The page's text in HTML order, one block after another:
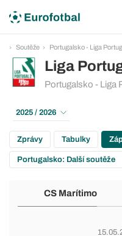
Soutěže Portugalsko - Liga
Liga
Portugalsko - Liga
2025 / 2026
Zprávy Tabulky
Portugalsko: Další soutěže
CS Marítimo